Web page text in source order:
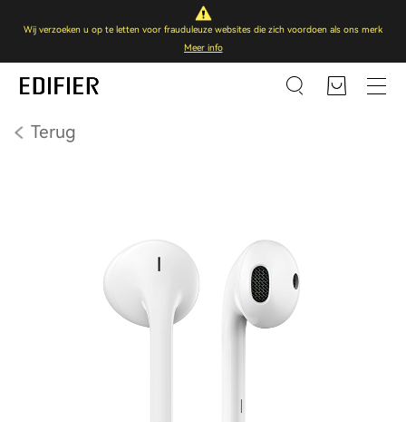
Wij verzoeken u op te letten voor frauduleuze websites die zich voordoen als ons merk
Meer info
Terug